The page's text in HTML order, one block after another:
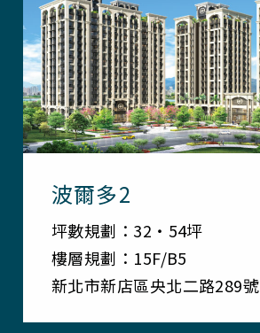
波爾多2
坪數規劃：32・54坪
樓層規劃：15F/B5
新北市新店區央北二路289號